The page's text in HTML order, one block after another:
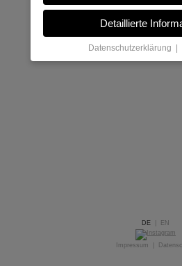
DE EN
Impressum
Detaillierte
Datenschutzerklärung |